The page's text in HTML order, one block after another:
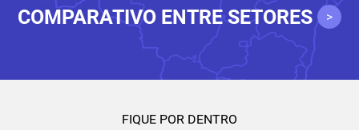
COMPARATIVO ENTRE SETORES
>
FIQUE POR DENTRO